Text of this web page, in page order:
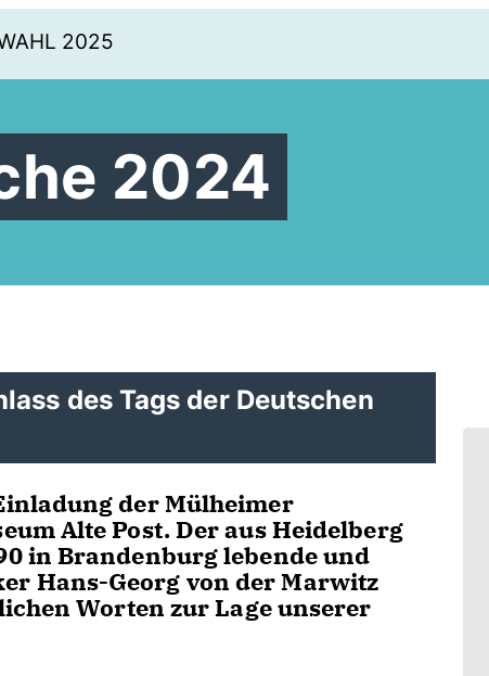
2025
2024
des Tags der Deutschen
der Mülheimer
Alte Post. Der aus Heidelberg
in Brandenburg lebende und
Hans-Georg von der Marwitz
Worten zur Lage unserer